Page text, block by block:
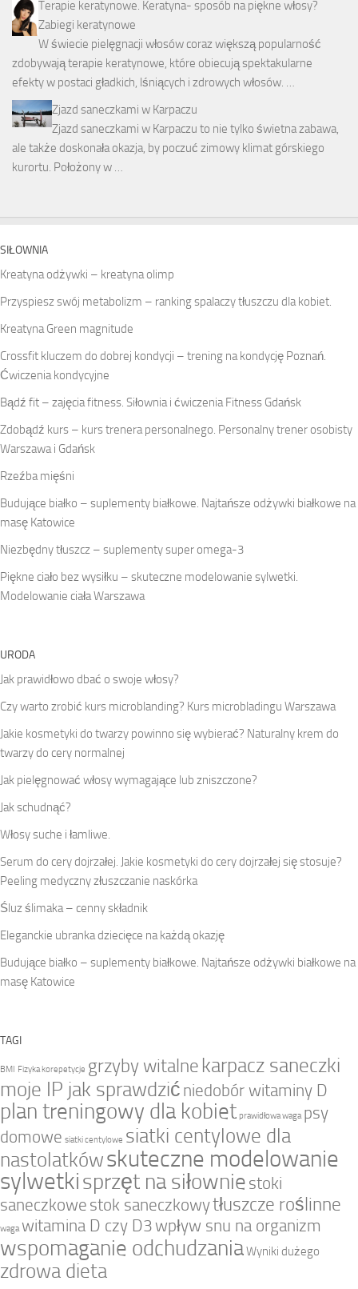
Terapie keratynowe. Keratyna- sposób na piękne włosy?
Zabiegi keratynowe
W świecie pielęgnacji włosów coraz większą popularność
zdobywają terapie keratynowe, które obiecują spektakularne
efekty w postaci gładkich, lśniących i zdrowych włosów. …
Zjazd saneczkami w Karpaczu
Zjazd saneczkami w Karpaczu to nie tylko świetna zabawa,
ale także doskonała okazja, by poczuć zimowy klimat górskiego
kurortu. Położony w …
SIŁOWNIA
Kreatyna odżywki – kreatyna olimp
Przyspiesz swój metabolizm – ranking spalaczy tłuszczu dla kobiet.
Kreatyna Green magnitude
Crossfit kluczem do dobrej kondycji – trening na kondycję Poznań.
Ćwiczenia kondycyjne
Bądź fit – zajęcia fitness. Siłownia i ćwiczenia Fitness Gdańsk
Zdobądź kurs – kurs trenera personalnego. Personalny trener osobisty
Warszawa i Gdańsk
Rzeźba mięśni
Budujące białko – suplementy białkowe. Najtańsze odżywki białkowe na
masę Katowice
Niezbędny tłuszcz – suplementy super omega-3
Piękne ciało bez wysiłku – skuteczne modelowanie sylwetki.
Modelowanie ciała Warszawa
URODA
Jak prawidłowo dbać o swoje włosy?
Czy warto zrobić kurs microblanding? Kurs microbladingu Warszawa
Jakie kosmetyki do twarzy powinno się wybierać? Naturalny krem do
twarzy do cery normalnej
Jak pielęgnować włosy wymagające lub zniszczone?
Jak schudnąć?
Włosy suche i łamliwe.
Serum do cery dojrzałej. Jakie kosmetyki do cery dojrzałej się stosuje?
Peeling medyczny złuszczanie naskórka
Śluz ślimaka – cenny składnik
Eleganckie ubranka dziecięce na każdą okazję
Budujące białko – suplementy białkowe. Najtańsze odżywki białkowe na
masę Katowice
TAGI
BMI Fizyka korepetycje grzyby witalne karpacz saneczki
moje IP jak sprawdzić niedobór witaminy D
plan treningowy dla kobiet prawidłowa waga psy
domowe siatki centylowe siatki centylowe dla
nastolatkówskuteczne modelowanie
sylwetkisprzęt na siłownie stoki
saneczkowe stok saneczkowytłuszcze roślinne
waga witamina D czy D3wpływ snu na organizm
wspomaganie odchudzaniaWyniki dużego
zdrowa dieta